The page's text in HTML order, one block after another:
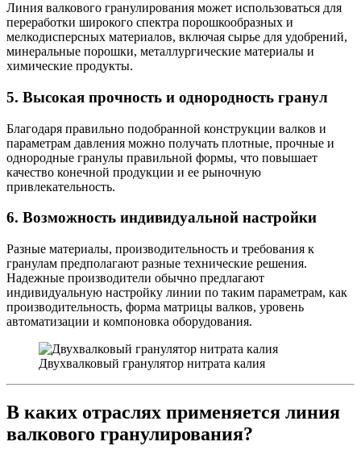
Линия валкового гранулирования может использоваться для
переработки широкого спектра порошкообразных и
мелкодисперсных материалов, включая сырье для удобрений,
минеральные порошки, металлургические материалы и
химические продукты.
5. Высокая прочность и однородность гранул
Благодаря правильно подобранной конструкции валков и
параметрам давления можно получать плотные, прочные и
однородные гранулы правильной формы, что повышает
качество конечной продукции и ее рыночную
привлекательность.
6. Возможность индивидуальной настройки
Разные материалы, производительность и требования к
гранулам предполагают разные технические решения.
Надежные производители обычно предлагают
индивидуальную настройку линии по таким параметрам, как
производительность, форма матрицы валков, уровень
автоматизации и компоновка оборудования.
Двухвалковый гранулятор нитрата калия
В каких отраслях применяется линия
валкового гранулирования?